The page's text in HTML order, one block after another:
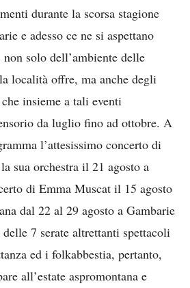
durante la scorsa stagione
e adesso ce ne si aspettano
solo dell’ambiente delle
località offre, ma anche degli
insieme a tali eventi
da luglio fino ad ottobre. A
l’attesissimo concerto di
sua orchestra il 21 agosto a
di Emma Muscat il 15 agosto
dal 22 al 29 agosto a Gambarie
7 serate altrettanti spettacoli
ed i folkabbestia, pertanto,
all’estate aspromontana e